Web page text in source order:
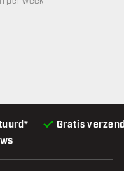
Gratis
niet beschikbaar